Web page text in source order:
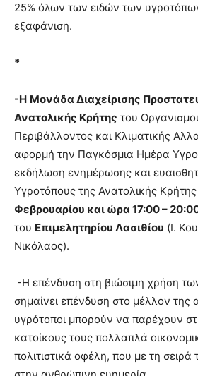
25% όλων των ειδών των
εξαφάνιση.
*
-Η Μονάδα Διαχείρισης
Ανατολικής Κρήτης του
Περιβάλλοντος και Κλιματικής
αφορμή την Παγκόσμια Ημέρα
εκδήλωση ενημέρωσης και
Υγροτόπους της Ανατολικής Κρήτης
Φεβρουαρίου και ώρα 17:00 –
του Επιμελητηρίου Λασιθίου (Ι.
Νικόλαος).
-Η επένδυση στη βιώσιμη χρήση
σημαίνει επένδυση στο μέλλον της
υγρότοποι μπορούν να παρέχουν
κατοίκους τους πολλαπλά
πολιτιστικά οφέλη, που με τη